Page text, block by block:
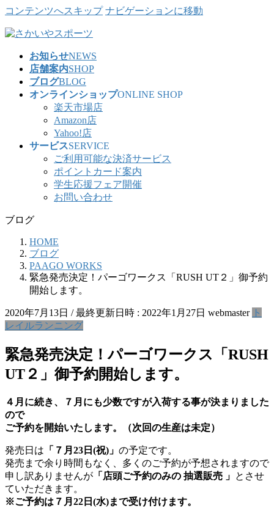
コンテンツへスキップ ナビゲーションに移動
お知らせNEWS
店舗案内SHOP
ブログBLOG
オンラインショップONLINE SHOP
楽天市場店
Amazon店
Yahoo!店
サービスSERVICE
ご利用可能な決済サービス
ポイントカード案内
学生応援フェア開催
お問い合わせ
ブログ
HOME
ブログ
PAAGO WORKS
緊急発売決定！パーゴワークス「RUSH UT２」御予約
開始します。
2020年7月13日 / 最終更新日時 : 2022年1月27日 webmaster ト
レイルランニング
緊急発売決定！パーゴワークス「RUSH
UT２」御予約開始します。
４月に続き、７月にも少数ですが入荷する事が決まりました
ので
ご予約を開始いたします。（次回の生産は未定）
発売日は 「７月23日(祝)」 の予定です。
発売まで余り時間もなく、多くのご予約が予想されますので
申し訳ありませんが 「 店頭ご予約のみの 抽選販売 」 とさせ
ていただきます。
※ご予約は７月22日(水)まで受け付けます。